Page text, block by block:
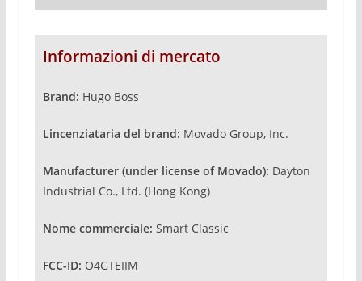
Informazioni di mercato
Brand: Hugo Boss
Lincenziataria del brand: Movado Group, Inc.
Manufacturer (under license of Movado): Dayton
Industrial Co., Ltd. (Hong Kong)
Nome commerciale: Smart Classic
FCC-ID: O4GTEIIM